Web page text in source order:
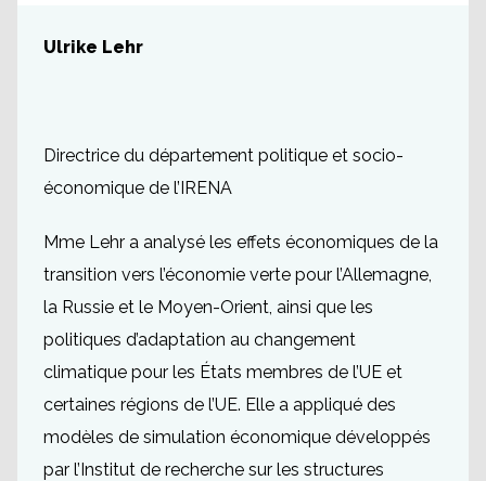
Ulrike Lehr
Directrice du département politique et socio-
économique de l’IRENA
Mme Lehr a analysé les effets économiques de la
transition vers l’économie verte pour l’Allemagne,
la Russie et le Moyen-Orient, ainsi que les
politiques d’adaptation au changement
climatique pour les États membres de l’UE et
certaines régions de l’UE. Elle a appliqué des
modèles de simulation économique développés
par l’Institut de recherche sur les structures